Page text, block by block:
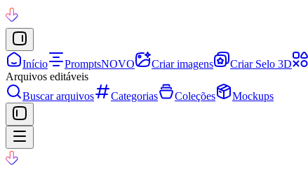
Início PromptsNOVO Criar imagens Criar Selo 3D
Arquivos editáveis
Buscar arquivos
Categorias Coleções Mockups